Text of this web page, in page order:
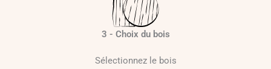
3 - Choix du bois
Sélectionnez le bois